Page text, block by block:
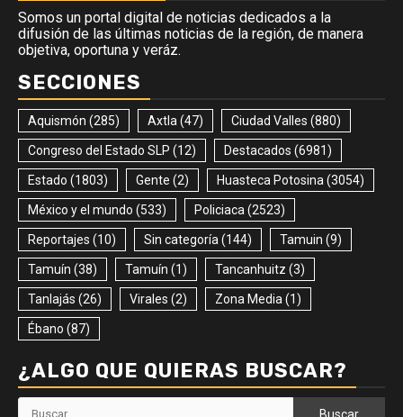
Somos un portal digital de noticias dedicados a la
difusión de las últimas noticias de la región, de manera
objetiva, oportuna y veráz.
SECCIONES
Aquismón (285) Axtla (47) Ciudad Valles (880)
Congreso del Estado SLP (12) Destacados (6981)
Estado (1803) Gente (2) Huasteca Potosina (3054)
México y el mundo (533) Policiaca (2523)
Reportajes (10) Sin categoría (144) Tamuin (9)
Tamuín (38) Tamuín (1) Tancanhuitz (3)
Tanlajás (26) Virales (2) Zona Media (1)
Ébano (87)
¿ALGO QUE QUIERAS BUSCAR?
Buscar: